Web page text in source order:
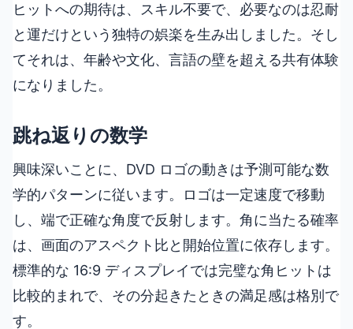
ヒットへの期待は、スキル不要で、必要なのは忍耐
と運だけという独特の娯楽を生み出しました。そし
てそれは、年齢や文化、言語の壁を超える共有体験
になりました。
跳ね返りの数学
興味深いことに、DVD ロゴの動きは予測可能な数
学的パターンに従います。ロゴは一定速度で移動
し、端で正確な角度で反射します。角に当たる確率
は、画面のアスペクト比と開始位置に依存します。
標準的な 16:9 ディスプレイでは完璧な角ヒットは
比較的まれで、その分起きたときの満足感は格別で
す。